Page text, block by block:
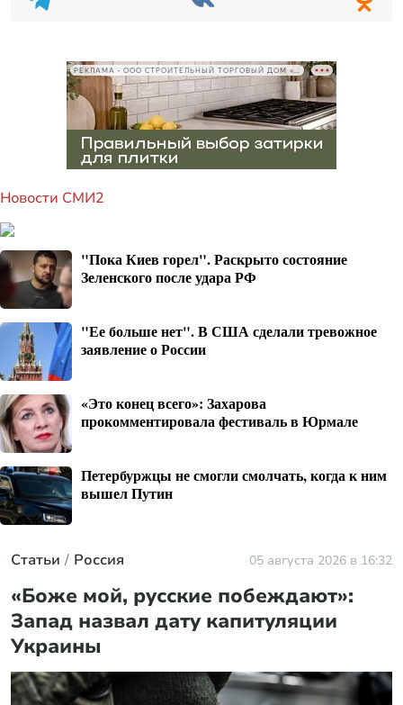
Новости СМИ2
"Пока Киев горел". Раскрыто состояние
Зеленского после удара РФ
"Ее больше нет". В США сделали тревожное
заявление о России
«Это конец всего»: Захарова
прокомментировала фестиваль в Юрмале
Петербуржцы не смогли смолчать, когда к ним
вышел Путин
Статьи Россия 05 августа 2026 в 16:32
«Боже мой, русские побеждают»:
Запад назвал дату капитуляции
Украины